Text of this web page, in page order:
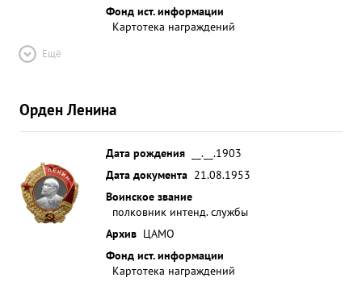
Фонд ист. информации
Картотека награждений
Ещё
Орден Ленина
Дата рождения
__.__.1903
Дата документа 21.08.1953
Воинское звание
полковник интенд. службы
Архив ЦАМО
Фонд ист. информации
Картотека награждений